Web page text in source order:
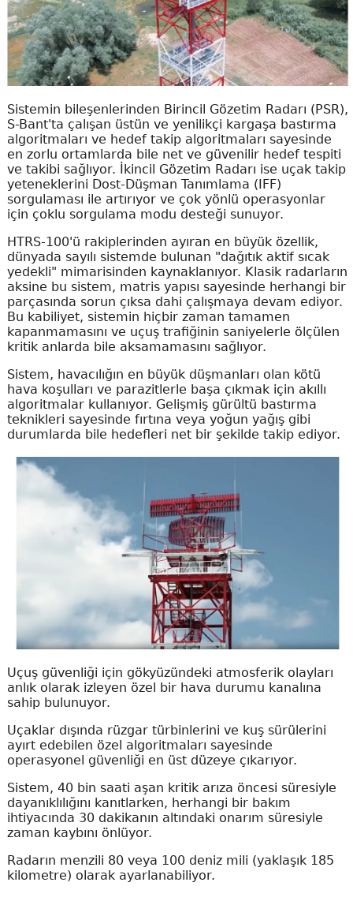
Sistemin bileşenlerinden Birincil Gözetim Radarı (PSR),
S-Bant'ta çalışan üstün ve yenilikçi kargaşa bastırma
algoritmaları ve hedef takip algoritmaları sayesinde
en zorlu ortamlarda bile net ve güvenilir hedef tespiti
ve takibi sağlıyor. İkincil Gözetim Radarı ise uçak takip
yeteneklerini Dost-Düşman Tanımlama (IFF)
sorgulaması ile artırıyor ve çok yönlü operasyonlar
için çoklu sorgulama modu desteği sunuyor.
HTRS-100'ü rakiplerinden ayıran en büyük özellik,
dünyada sayılı sistemde bulunan "dağıtık aktif sıcak
yedekli" mimarisinden kaynaklanıyor. Klasik radarların
aksine bu sistem, matris yapısı sayesinde herhangi bir
parçasında sorun çıksa dahi çalışmaya devam ediyor.
Bu kabiliyet, sistemin hiçbir zaman tamamen
kapanmamasını ve uçuş trafiğinin saniyelerle ölçülen
kritik anlarda bile aksamamasını sağlıyor.
Sistem, havacılığın en büyük düşmanları olan kötü
hava koşulları ve parazitlerle başa çıkmak için akıllı
algoritmalar kullanıyor. Gelişmiş gürültü bastırma
teknikleri sayesinde fırtına veya yoğun yağış gibi
durumlarda bile hedefleri net bir şekilde takip ediyor.
Uçuş güvenliği için gökyüzündeki atmosferik olayları
anlık olarak izleyen özel bir hava durumu kanalına
sahip bulunuyor.
Uçaklar dışında rüzgar türbinlerini ve kuş sürülerini
ayırt edebilen özel algoritmaları sayesinde
operasyonel güvenliği en üst düzeye çıkarıyor.
Sistem, 40 bin saati aşan kritik arıza öncesi süresiyle
dayanıklılığını kanıtlarken, herhangi bir bakım
ihtiyacında 30 dakikanın altındaki onarım süresiyle
zaman kaybını önlüyor.
Radarın menzili 80 veya 100 deniz mili (yaklaşık 185
kilometre) olarak ayarlanabiliyor.